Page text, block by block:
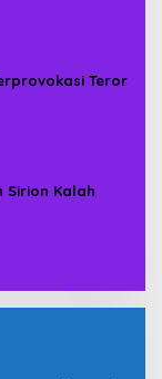
Teror
Sirion Kalah